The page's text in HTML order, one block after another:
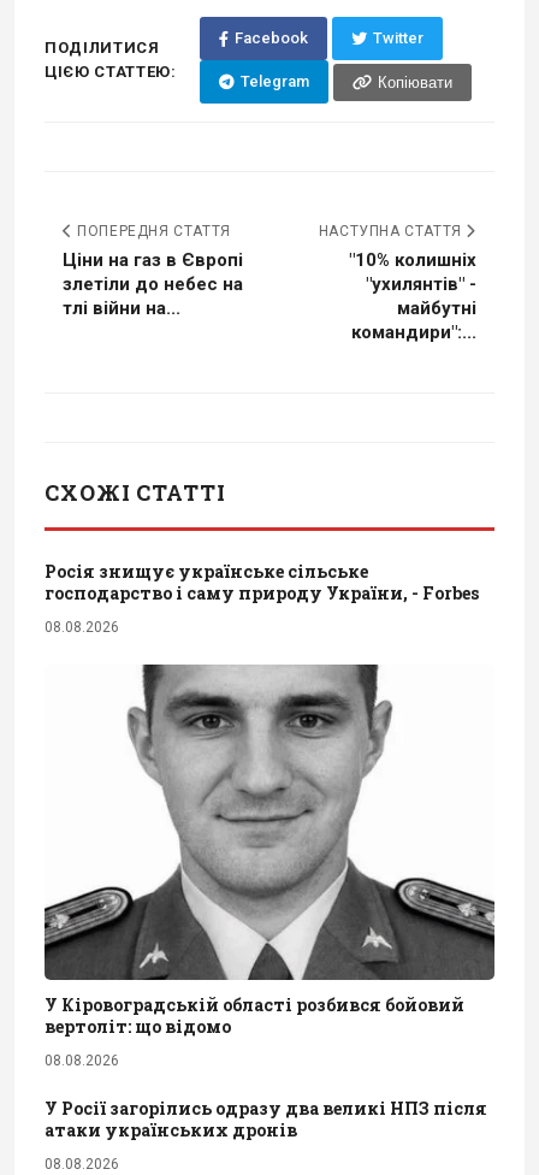
ПОДІЛИТИСЯ
ЦІЄЮ СТАТТЕЮ:
Facebook Twitter
Telegram Копіювати
ПОПЕРЕДНЯ СТАТТЯ
Ціни на газ в Європі
злетіли до небес на
тлі війни на...
НАСТУПНА СТАТТЯ
"10% колишніх
"ухилянтів" -
майбутні
командири":...
СХОЖІ СТАТТІ
Росія знищує українське сільське
господарство і саму природу України, - Forbes
08.08.2026
У Кіровоградській області розбився бойовий
вертоліт: що відомо
08.08.2026
У Росії загорілись одразу два великі НПЗ після
атаки українських дронів
08.08.2026